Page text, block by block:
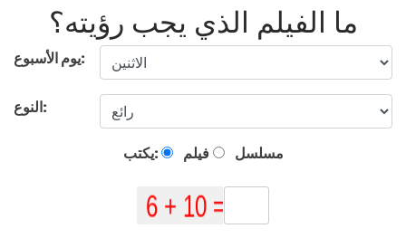
ما الفيلم الذي يجب رؤيته؟
يوم الأسبوع:
النوع:
يكتب: فيلم مسلسل